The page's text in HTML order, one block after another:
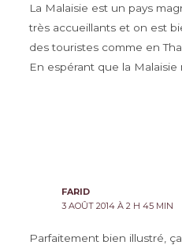
La Malaisie est un pays
très accueillants et on est
des touristes comme en
En espérant que la
FARID
3 AOÛT 2014 À 2 H 45 MIN
Parfaitement bien illustré,